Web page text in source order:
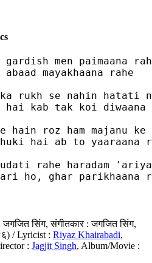
gardish men paimaana
mayakhaana rahe
rukh se nahin hatati
hai kab tak koi
hain roz ham majanu
hai ab to yaaraana
rahe haradam
ho, ghar parikhaana
जगजित सिंग, संगीतकार : जगजित सिंग,
/ Lyricist : Riyaz Khairabadi,
: Jagjit Singh, Album/Movie :